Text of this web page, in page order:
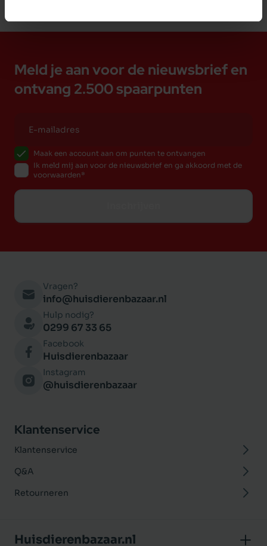
Meld je aan voor de nieuwsbrief en
ontvang 2.500 spaarpunten
Maak een account aan om punten te ontvangen
Ik meld mij aan voor de nieuwsbrief en ga akkoord met de
voorwaarden
Vragen?
info@huisdierenbazaar.nl
Hulp nodig?
0299 67 33 65
Facebook
Huisdierenbazaar
Instagram
@huisdierenbazaar
Klantenservice
Klantenservice
Q&A
Retourneren
Huisdierenbazaar.nl